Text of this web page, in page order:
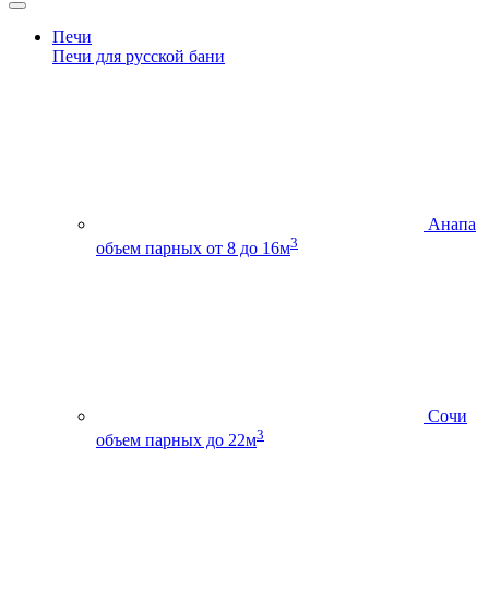
Печи
Печи для русской бани
Анапа
объем парных от 8 до 16м3
Сочи
объем парных до 22м3